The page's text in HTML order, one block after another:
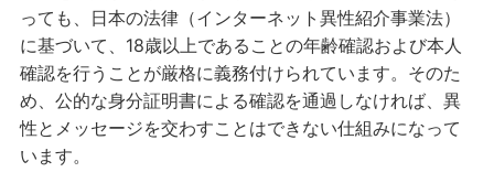
っても、日本の法律（インターネット異性紹介事業法）
に基づいて、18歳以上であることの年齢確認および本人
確認を行うことが厳格に義務付けられています。そのた
め、公的な身分証明書による確認を通過しなければ、異
性とメッセージを交わすことはできない仕組みになって
います。